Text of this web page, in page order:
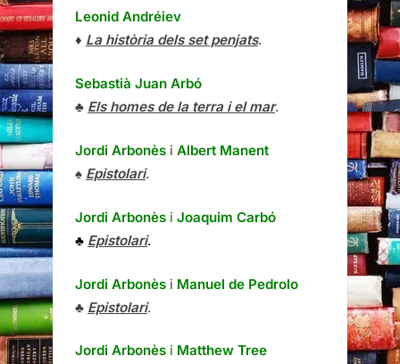
Leonid Andréiev
♦ La història dels set penjats.
Sebastià Juan Arbó
♣ Els homes de la terra i el mar.
Jordi Arbonès i Albert Manent
♠ Epistolari.
Jordi Arbonès i Joaquim Carbó
♣ Epistolari.
Jordi Arbonès i Manuel de Pedrolo
♣ Epistolari.
Jordi Arbonès i Matthew Tree